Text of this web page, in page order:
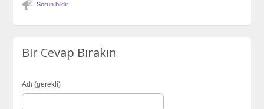
Sorun bildir
Bir Cevap Bırakın
Adı (gerekli)